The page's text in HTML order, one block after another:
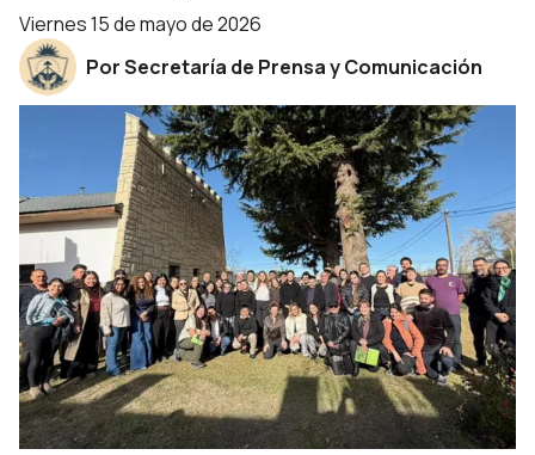
viernes 15 de mayo de 2026
Por Secretaría de Prensa y Comunicación